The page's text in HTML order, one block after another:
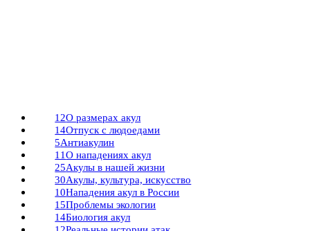
12О размерах акул
14Отпуск с людоедами
5Антиакулин
11О нападениях акул
25Акулы в нашей жизни
30Акулы, культура, искусство
10Нападения акул в России
15Проблемы экологии
14Биология акул